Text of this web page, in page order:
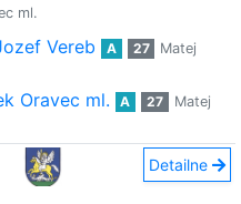
ml.
Vereb A 27
Matej
Oravec ml. A 27
Matej
Detailne